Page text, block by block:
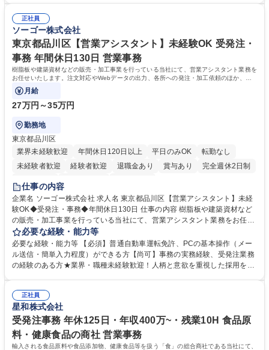
想定です。 募集職種 未経験歓迎【経理/みなとみらい】プライム上場/残業
ほぼなし/年休123日
当し、3～5年をかけて月次決算・四半期決算・開示資料作成補助などへス
テップアップできます。また、残業は通常月ほぼなく、決算月でも10時間
未満のため、無理なく経理として専門性を身につけられる環境です。 学
歴・資格 学歴：大学院 大学 高専 短大 専修学校 高校 語学力： 資格：日商
簿記検定1級 日商簿記検定2級
正社員
ソーゴー株式会社
東京都品川区【営業アシスタント】未経験OK 受発注・
事務 年間休日130日 営業事務
樹脂板や建築資材などの販売・加工事業を行っている当社にて、営業アシスタント業務を
お任せいたします。注文対応やWebデータの出力、各所への発注・加工依頼のほか、電
話・メール対応等の事務業務を担当します。
月給
27万円～35万円
勤務地
東京都品川区
業界未経験歓迎
年間休日120日以上 平日のみOK
転勤なし
未経験者歓迎
経験者歓迎 退職金あり 賞与あり
完全週休2日制
交通費支給
仕事の内容
企業名 ソーゴー株式会社 求人名 東京都品川区【営業アシスタント】未経
験OK◆受発注・事務◆年間休日130日 仕事の内容 樹脂板や建築資材など
の販売・加工事業を行っている当社にて、営業アシスタント業務をお任せ
いたします。注文対応やWebデータの出力、各所への発注・加工依頼のほ
か、電話・メール対応等の事務業務を担当します。 ■受注・発注業務：FA
Xによる注文対応、Web発注データのプリントアウト、各仕入先・協力会
社への発注および加工依頼等 ■納品書・請求書の作成および発送手配 ■商
当社の指定する業務 募集職種 東京都品川区【営業アシスタント】未経験O
K◆受発注・事務◆年間休日130日
必要な経験・能力等
必要な経験・能力等 【必須】普通自動車運転免許、PCの基本操作（メー
ル送信・簡単入力程度）ができる方【尚可】事務の実務経験、受発注業務
の経験のある方★業界・職種未経験歓迎！人柄と意欲を重視した採用を行
変化に臨機応変かつ柔軟に対応できる方、約束を守り正確に作業を進めら
れる方を求めています。高度なPCスキルや関数知識は一切不要です。丁
寧な指導体制が整っているため、安心してお仕事をスタートしていただけ
ます。 学歴・資格 学歴：大学院 大学 高専 短大 専修学校 高校 語学力：
資格：
正社員
星和株式会社
受発注事務 年休125日・年収400万~・残業10H 食品原
料・健康食品の商社 営業事務
輸入される食品原料や食品添加物、健康食品等を扱う「食」の総合商社である当社にて、